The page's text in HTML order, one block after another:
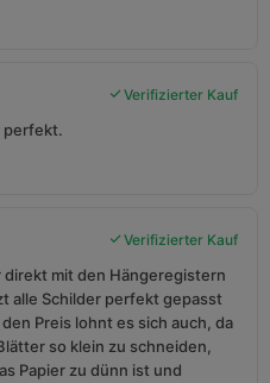
Verifizierter Kauf
perfekt.
Verifizierter Kauf
mit den Hängeregistern
alle Schilder perfekt gepasst
Preis lohnt es sich auch, da
so klein zu schneiden,
Papier zu dünn ist und